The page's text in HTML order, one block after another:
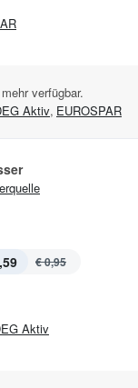
verfügbar.
Aktiv, EUROSPAR
€ 0,95
Aktiv